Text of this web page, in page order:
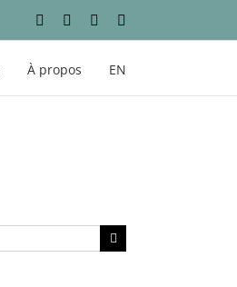
FacebookInstagramYouTube
À propos EN